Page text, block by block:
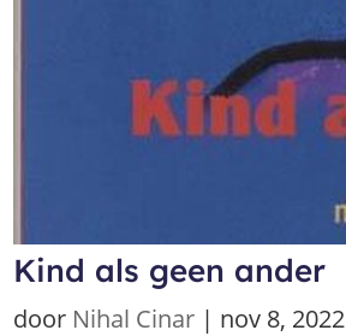
Kind als geen ander
door Nihal Cinar | nov 8, 2022